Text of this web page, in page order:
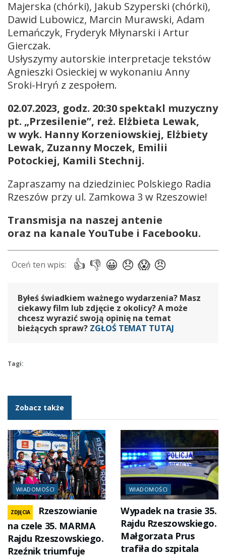
Majerska (chórki), Jakub Szyperski (chórki),
Dawid Lubowicz, Marcin Murawski, Adam
Lemańczyk, Fryderyk Młynarski i Artur
Gierczak.
Usłyszymy autorskie interpretacje tekstów
Agnieszki Osieckiej w wykonaniu Anny
Sroki-Hryń z zespołem.
02.07.2023, godz. 20:30 spektakl muzyczny
pt. „Przesilenie”, reż. Elżbieta Lewak,
w wyk. Hanny Korzeniowskiej, Elżbiety
Lewak, Zuzanny Moczek, Emilii
Potockiej, Kamili Stechnij.
Zapraszamy na dziedziniec Polskiego Radia
Rzeszów przy ul. Zamkowa 3 w Rzeszowie!
Transmisja na naszej antenie
oraz na kanale YouTube i Facebooku.
Byłeś świadkiem ważnego wydarzenia? Masz
ciekawy film lub zdjęcie z okolicy? A może
chcesz wyrazić swoją opinię na temat
bieżących spraw? ZGŁOŚ TEMAT TUTAJ
Tagi:
Zobacz także
WIADOMOŚCI
ZDJĘCIA
Rzeszowianie
na czele 35. MARMA
Rajdu Rzeszowskiego.
Rzeźnik triumfuje
WIADOMOŚCI
Wypadek na trasie 35.
Rajdu Rzeszowskiego.
Małgorzata Prus
trafiła do szpitala